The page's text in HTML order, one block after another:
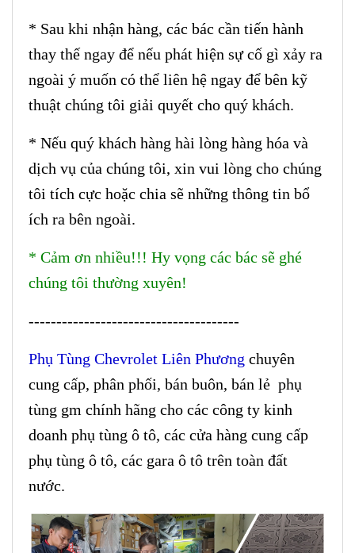
* Sau khi nhận hàng, các bác cần tiến hành
thay thế ngay để nếu phát hiện sự cố gì xảy ra
ngoài ý muốn có thể liên hệ ngay để bên kỹ
thuật chúng tôi giải quyết cho quý khách.
* Nếu quý khách hàng hài lòng hàng hóa và
dịch vụ của chúng tôi, xin vui lòng cho chúng
tôi tích cực hoặc chia sẽ những thông tin bổ
ích ra bên ngoài.
* Cảm ơn nhiều!!! Hy vọng các bác sẽ ghé
chúng tôi thường xuyên!
--------------------------------------
Phụ Tùng Chevrolet Liên Phương chuyên
cung cấp, phân phối, bán buôn, bán lẻ phụ
tùng gm chính hãng cho các công ty kinh
doanh phụ tùng ô tô, các cửa hàng cung cấp
phụ tùng ô tô, các gara ô tô trên toàn đất
nước.